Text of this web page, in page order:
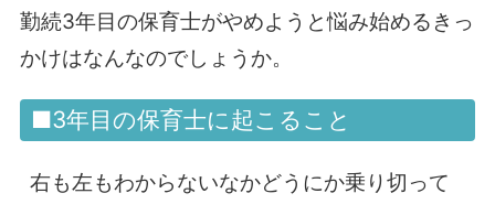
勤続3年目の保育士がやめようと悩み始めるきっ
かけはなんなのでしょうか。
■3年目の保育士に起こること
右も左もわからないなかどうにか乗り切って